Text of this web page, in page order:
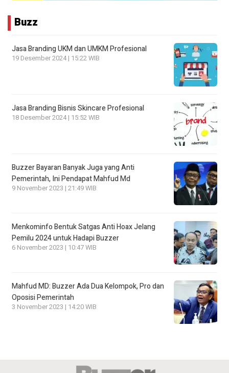
Buzz
Jasa Branding UKM dan UMKM Profesional
19 Desember 2024 | 15:22 WIB
Jasa Branding Bisnis Skincare Profesional
18 Desember 2024 | 15:52 WIB
Buzzer Bayaran Banyak Juga yang Anti
Pemerintah, Ini Pendapat Mahfud Md
9 November 2023 | 21:49 WIB
Menkominfo Bentuk Satgas Anti Hoax Jelang
Pemilu 2024 untuk Hadapi Buzzer
6 November 2023 | 10:47 WIB
Mahfud MD: Buzzer Ada Dua Kelompok, Pro dan
Oposisi Pemerintah
3 November 2023 | 14:20 WIB